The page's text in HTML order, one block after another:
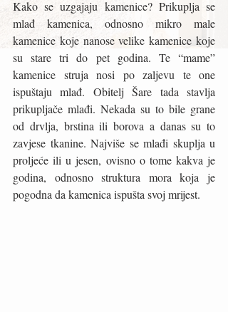
Kako se uzgajaju kamenice? Prikuplja se
mlađ kamenica, odnosno mikro male
kamenice koje nanose velike kamenice koje
su stare tri do pet godina. Te “mame”
kamenice struja nosi po zaljevu te one
ispuštaju mlađ. Obitelj Šare tada stavlja
prikupljače mlađi. Nekada su to bile grane
od drvlja, brstina ili borova a danas su to
zavjese tkanine. Najviše se mlađi skuplja u
proljeće ili u jesen, ovisno o tome kakva je
godina, odnosno struktura mora koja je
pogodna da kamenica ispušta svoj mrijest.